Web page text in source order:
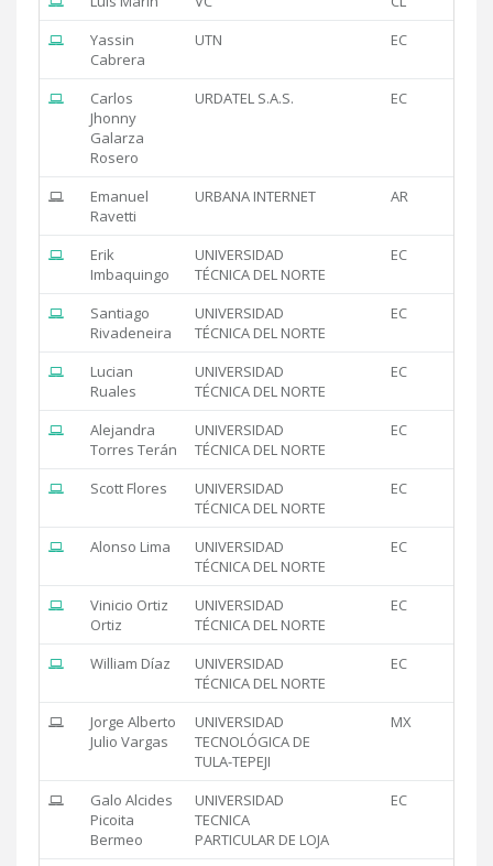
Yassin
Cabrera
UTN EC
Carlos
Jhonny
Galarza
Rosero
URDATEL S.A.S. EC
Emanuel
Ravetti
URBANA INTERNET AR
Erik
Imbaquingo
UNIVERSIDAD
TÉCNICA DEL NORTE
EC
Santiago
Rivadeneira
UNIVERSIDAD
TÉCNICA DEL NORTE
EC
Lucian
Ruales
UNIVERSIDAD
TÉCNICA DEL NORTE
EC
Alejandra
Torres Terán
UNIVERSIDAD
TÉCNICA DEL NORTE
EC
Scott Flores
UNIVERSIDAD
TÉCNICA DEL NORTE
EC
Alonso Lima
UNIVERSIDAD
TÉCNICA DEL NORTE
EC
Vinicio Ortiz
Ortiz
UNIVERSIDAD
TÉCNICA DEL NORTE
EC
William Díaz
UNIVERSIDAD
TÉCNICA DEL NORTE
EC
Jorge Alberto
Julio Vargas
UNIVERSIDAD
TECNOLÓGICA DE
TULA-TEPEJI
MX
Galo Alcides
Picoita
Bermeo
UNIVERSIDAD
TECNICA
PARTICULAR DE LOJA
EC